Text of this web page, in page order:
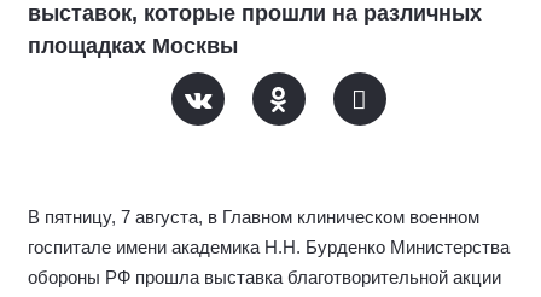
выставок, которые прошли на различных
площадках Москвы
В пятницу, 7 августа, в Главном клиническом военном
госпитале имени академика Н.Н. Бурденко Министерства
обороны РФ прошла выставка благотворительной акции